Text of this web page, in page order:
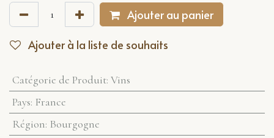
Ajouter au panier
Ajouter à la liste de souhaits
Catégorie de Produit: Vins
Pays: France
Région: Bourgogne